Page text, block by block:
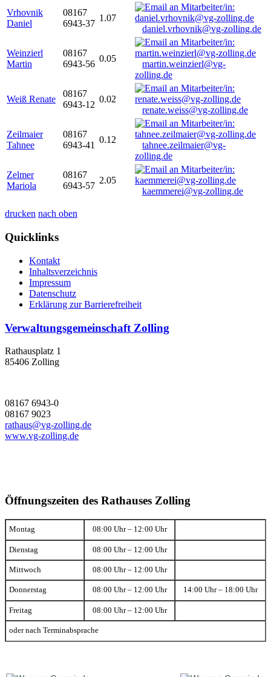
Vrhovnik
Daniel
08167
6943-37
1.07
daniel.vrhovnik@vg-zolling.de
Weinzierl
Martin
08167
6943-56
0.05
martin.weinzierl@vg-
zolling.de
Weiß Renate
08167
6943-12
0.02
renate.weiss@vg-zolling.de
Zeilmaier
Tahnee
08167
6943-41
0.12
tahnee.zeilmaier@vg-
zolling.de
Zelmer
Mariola
08167
6943-57
2.05
kaemmerei@vg-zolling.de
drucken nach oben
Quicklinks
Kontakt
Inhaltsverzeichnis
Impressum
Datenschutz
Erklärung zur Barrierefreiheit
Verwaltungsgemeinschaft Zolling
Rathausplatz 1
85406 Zolling
08167 6943-0
08167 9023
rathaus@vg-zolling.de
www.vg-zolling.de
Öffnungszeiten des Rathauses Zolling
Montag 08:00 Uhr – 12:00 Uhr
Dienstag 08:00 Uhr – 12:00 Uhr
Mittwoch 08:00 Uhr – 12:00 Uhr
Donnerstag 08:00 Uhr – 12:00 Uhr 14:00 Uhr – 18:00 Uhr
Freitag 08:00 Uhr – 12:00 Uhr
oder nach Terminabsprache